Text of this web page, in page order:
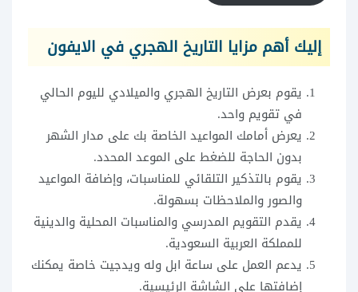
إليك أهم مزايا التاريخ الهجري في الايفون
يقوم بعرض التاريخ الهجري والميلادي لليوم الحالي
في تقويم واحد.
يعرض أمامك المواعيد الخاصة بك على مدار الشهر
بدون الحاجة للضغط على الموعد المحدد.
يقوم بالتذكير التلقائي للمناسبات، وإضافة المواعيد
والصور والملاحظات بسهولة.
يقدم التقويم المدرسي والمناسبات المحلية والدينية
للمملكة العربية السعودية.
يدعم العمل على ساعة ابل وله ويدجيت خاصة يمكنك
إضافتها على الشاشة الرئيسية.